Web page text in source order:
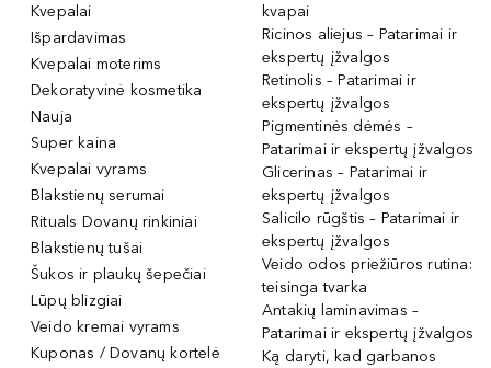
Kvepalai
Išpardavimas
Kvepalai moterims
Dekoratyvinė kosmetika
Nauja
Super kaina
Kvepalai vyrams
Blakstienų serumai
Rituals Dovanų rinkiniai
Blakstienų tušai
Šukos ir plaukų šepečiai
Lūpų blizgiai
Veido kremai vyrams
Kuponas / Dovanų kortelė
kvapai
Ricinos aliejus – Patarimai ir
ekspertų įžvalgos
Retinolis – Patarimai ir
ekspertų įžvalgos
Pigmentinės dėmės –
Patarimai ir ekspertų įžvalgos
Glicerinas – Patarimai ir
ekspertų įžvalgos
Salicilo rūgštis – Patarimai ir
ekspertų įžvalgos
Veido odos priežiūros rutina:
teisinga tvarka
Antakių laminavimas –
Patarimai ir ekspertų įžvalgos
Ką daryti, kad garbanos